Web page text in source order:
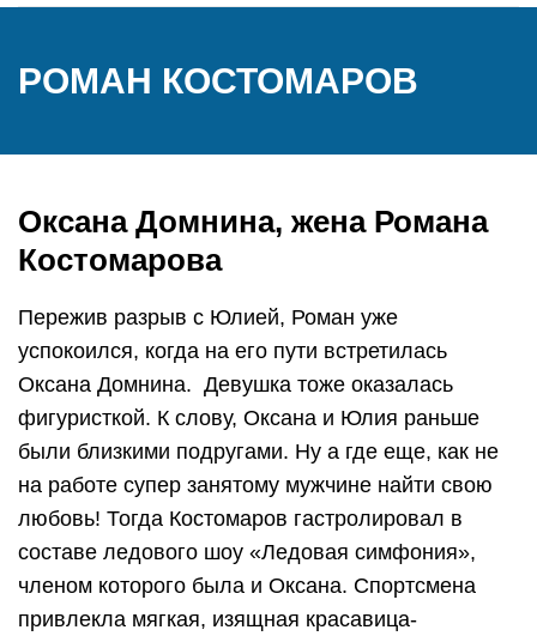
РОМАН КОСТОМАРОВ
Оксана Домнина, жена Романа
Костомарова
Пережив разрыв с Юлией, Роман уже
успокоился, когда на его пути встретилась
Оксана Домнина. Девушка тоже оказалась
фигуристкой. К слову, Оксана и Юлия раньше
были близкими подругами. Ну а где еще, как не
на работе супер занятому мужчине найти свою
любовь! Тогда Костомаров гастролировал в
составе ледового шоу «Ледовая симфония»,
членом которого была и Оксана. Спортсмена
привлекла мягкая, изящная красавица-